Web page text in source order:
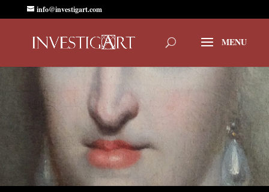
info@investigart.com